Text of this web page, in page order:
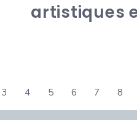
artistiques
3 4 5 6 7 8